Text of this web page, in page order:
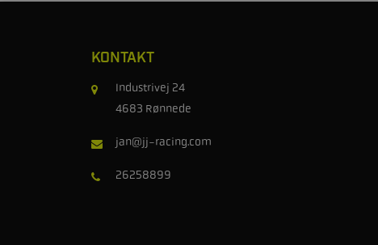
KONTAKT
Industrivej 24
4683 Rønnede
jan@jj-racing.com
26258899